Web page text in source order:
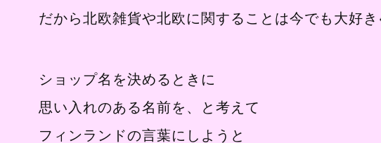
だから北欧雑貨や北欧に関することは今でも大好き
ショップ名を決めるときに
思い入れのある名前を、と考えて
フィンランドの言葉にしようと